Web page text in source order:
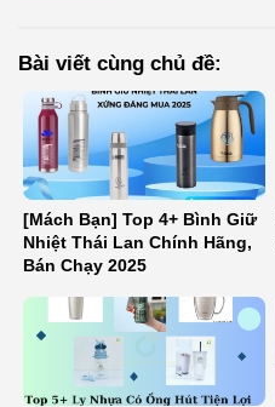
Bài viết cùng chủ đề:
[Mách Bạn] Top 4+ Bình Giữ
Nhiệt Thái Lan Chính Hãng,
Bán Chạy 2025